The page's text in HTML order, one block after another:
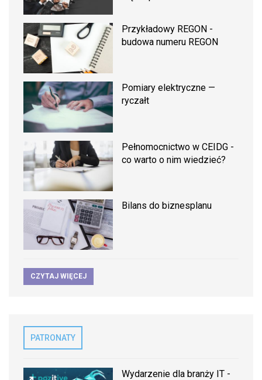
Przykładowy REGON -
budowa numeru REGON
Pomiary elektryczne —
ryczałt
Pełnomocnictwo w CEIDG -
co warto o nim wiedzieć?
Bilans do biznesplanu
CZYTAJ WIĘCEJ
PATRONATY
Wydarzenie dla branży IT -